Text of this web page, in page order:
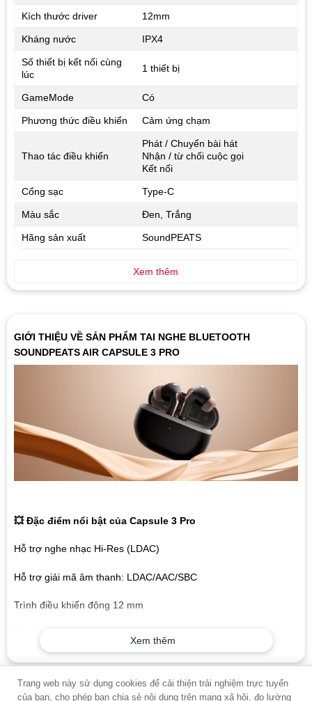
GIỚI THIỆU VỀ SẢN PHẨM TAI NGHE BLUETOOTH
SOUNDPEATS AIR CAPSULE 3 PRO
💥 Đặc điểm nổi bật của Capsule 3 Pro
Hỗ trợ nghe nhạc Hi-Res (LDAC)
Hỗ trợ giải mã âm thanh: LDAC/AAC/SBC
Trình điều khiển động 12 mm
Hỗ trợ Game Mode, độ trễ tối thiểu lên tới 70 ms
Hybrid ANC có thể giảm tiếng ồn không mong muốn lên đến
Xem thêm
Kích thước driver 12mm
Kháng nước IPX4
Số thiết bị kết nối cùng
lúc
1 thiết bị
GameMode Có
Phương thức điều khiển Cảm ứng chạm
Thao tác điều khiển
Phát / Chuyển bài hát
Nhận / từ chối cuộc gọi
Kết nối
Cổng sạc Type-C
Màu sắc Đen, Trắng
Hãng sản xuất SoundPEATS
Xem thêm
Trang web này sử dụng cookies để cải thiện trải nghiệm trực tuyến
của bạn, cho phép bạn chia sẻ nội dung trên mạng xã hội, đo lường